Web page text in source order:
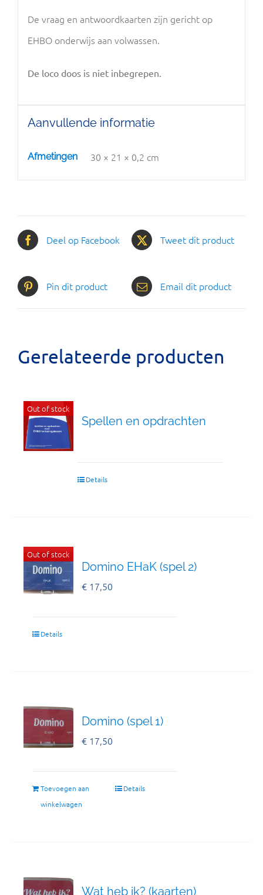
De vraag en antwoordkaarten zijn gericht op
EHBO onderwijs aan volwassen.
De loco doos is niet inbegrepen.
Aanvullende informatie
Afmetingen 30 × 21 × 0,2 cm
Deel op Facebook Tweet dit product
Pin dit product Email dit product
Gerelateerde producten
Out of stock
Spellen en opdrachten
Details
Out of stock
Domino EHaK (spel 2)
€17,50
Details
Domino (spel 1)
€17,50
Toevoegen aan
winkelwagen
Details
Wat heb ik? (kaarten)